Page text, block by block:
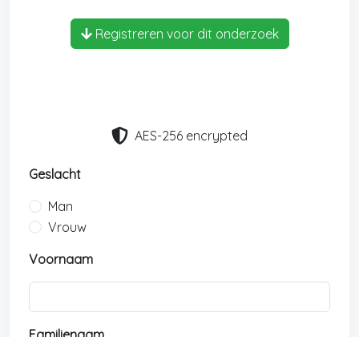
Registreren voor dit onderzoek
AES-256 encrypted
Geslacht
Man
Vrouw
Voornaam